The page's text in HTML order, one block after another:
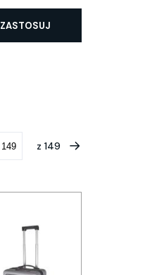
ZASTOSUJ
z 149